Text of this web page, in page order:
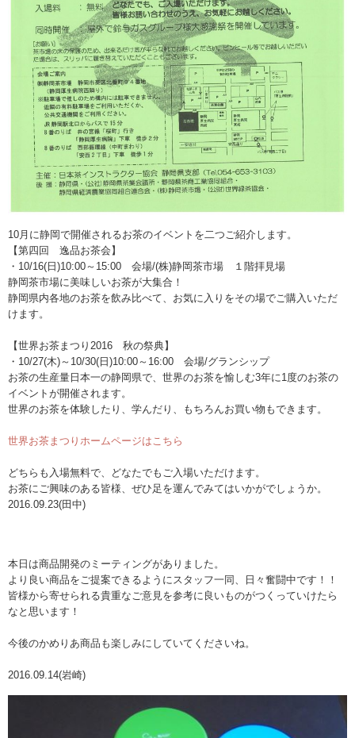
10月に静岡で開催されるお茶のイベントを二つご紹介します。
【第四回 逸品お茶会】
・10/16(日)10:00～15:00 会場/(株)静岡茶市場 １階拝見場
静岡茶市場に美味しいお茶が大集合！
静岡県内各地のお茶を飲み比べて、お気に入りをその場でご購入いただ
けます。
【世界お茶まつり2016 秋の祭典】
・10/27(木)～10/30(日)10:00～16:00 会場/グランシップ
お茶の生産量日本一の静岡県で、世界のお茶を愉しむ3年に1度のお茶の
イベントが開催されます。
世界のお茶を体験したり、学んだり、もちろんお買い物もできます。
世界お茶まつりホームページはこちら
どちらも入場無料で、どなたでもご入場いただけます。
お茶にご興味のある皆様、ぜひ足を運んでみてはいかがでしょうか。
2016.09.23(田中)
本日は商品開発のミーティングがありました。
より良い商品をご提案できるようにスタッフ一同、日々奮闘中です！！
皆様から寄せられる貴重なご意見を参考に良いものがつくっていけたら
なと思います！
今後のかめりあ商品も楽しみにしていてくださいね。
2016.09.14(岩崎)